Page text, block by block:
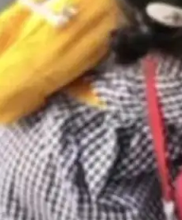
的思路。
京ICP备2025119063号